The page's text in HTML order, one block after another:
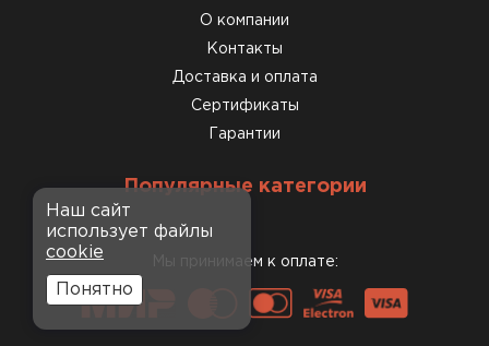
О компании
Контакты
Доставка и оплата
Сертификаты
Гарантии
Популярные категории
Мы принимаем к оплате:
Наш сайт
использует файлы
cookie
Понятно